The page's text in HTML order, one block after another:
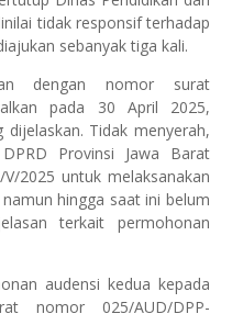
tidak responsif terhadap
sebanyak tiga kali.
dengan nomor surat
pada 30 April 2025,
Tidak menyerah,
Provinsi Jawa Barat
2025 untuk melaksanakan
hingga saat ini belum
terkait permohonan
audensi kedua kepada
nomor 025/AUD/DPP-